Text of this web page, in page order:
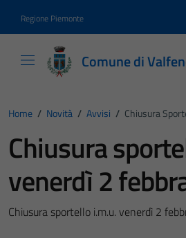
Regione Piemonte
Comune di
Home / Novità / Avvisi / Chiusura
Chiusura
venerdì 2
Chiusura sportello i.m.u. venerdì 2